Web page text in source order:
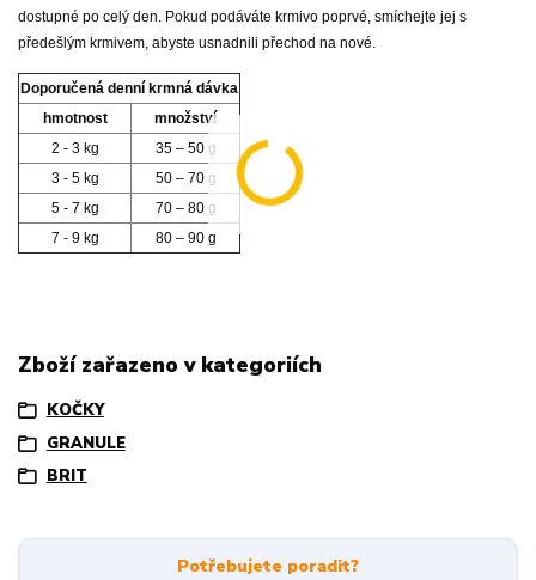
dostupné po celý den. Pokud podáváte krmivo poprvé, smíchejte jej s
předešlým krmivem, abyste usnadnili přechod na nové.
Doporučená denní krmná dávka
hmotnost
množství
2 - 3 kg
35 – 50 g
3 - 5 kg
50 – 70 g
5 - 7 kg
70 – 80 g
7 - 9 kg
80 – 90 g
Zboží zařazeno v kategoriích
KOČKY
GRANULE
BRIT
Potřebujete poradit?